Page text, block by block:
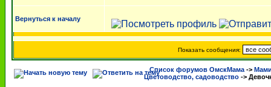
Вернуться к началу
Показать сообщения:
Список форумов ОмскМама ->
Цветоводство, садоводство ->